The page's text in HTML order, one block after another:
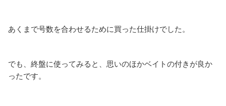
あくまで号数を合わせるために買った仕掛けでした。
でも、終盤に使ってみると、思いのほかベイトの付きが良か
ったです。